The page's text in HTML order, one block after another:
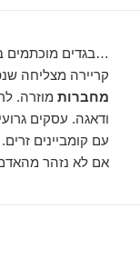
…בגדים מוכתמים
קריירה מצליחה
מחברות מוזרה.
ודאגה. עסקים
עם קומביינים
אם לא נזהר